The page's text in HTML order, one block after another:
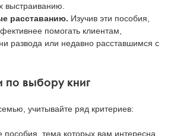
выстраиванию.
расставанию. Изучив эти пособия,
помогать клиентам,
развода или недавно расставшимся с
выбору книг
учитывайте ряд критериев:
пособия, тема которых вам интересна